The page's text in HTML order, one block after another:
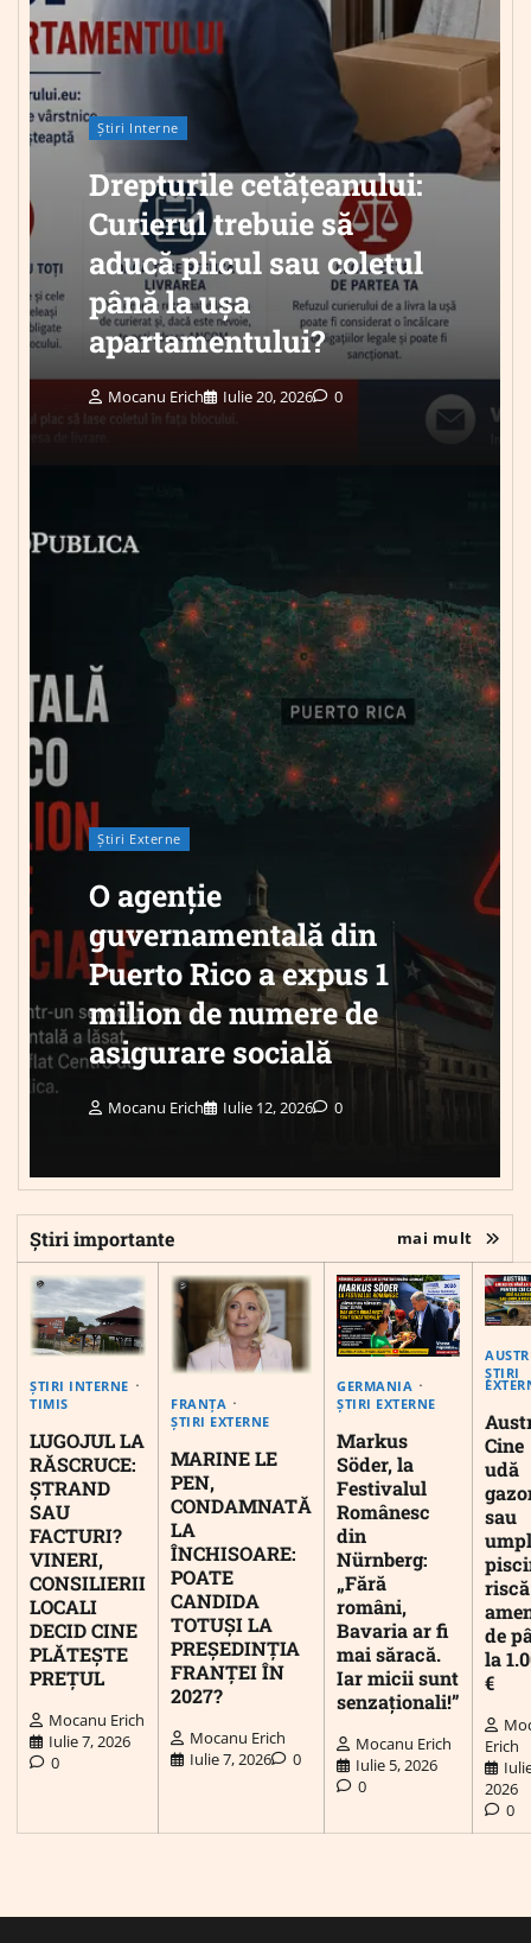
Știri Interne
Drepturile cetățeanului:
Curierul trebuie să
aducă plicul sau coletul
până la ușa
apartamentului?
Mocanu Erich Iulie 20, 2026 0
Știri Externe
O agenție
guvernamentală din
Puerto Rico a expus 1
milion de numere de
asigurare socială
Mocanu Erich Iulie 12, 2026 0
Știri importante mai mult
ȘTIRI INTERNE
TIMIS
LUGOJUL LA
RĂSCRUCE:
ȘTRAND
SAU
FACTURI?
VINERI,
CONSILIERII
LOCALI
DECID CINE
PLĂTEȘTE
PREȚUL
Mocanu Erich
Iulie 7, 2026
0
FRANȚA
ȘTIRI EXTERNE
MARINE LE
PEN,
CONDAMNATĂ
LA
ÎNCHISOARE:
POATE
CANDIDA
TOTUȘI LA
PREȘEDINȚIA
FRANȚEI ÎN
2027?
Mocanu Erich
Iulie 7, 2026
0
GERMANIA
ȘTIRI EXTERNE
Markus
Söder, la
Festivalul
Românesc
din
Nürnberg:
„Fără
români,
Bavaria ar fi
mai săracă.
Iar micii sunt
senzaționali!”
Mocanu Erich
Iulie 5, 2026
0
ȘTIRI
Cine
udă
sau
riscă
de
la
€
Erich
2026
0